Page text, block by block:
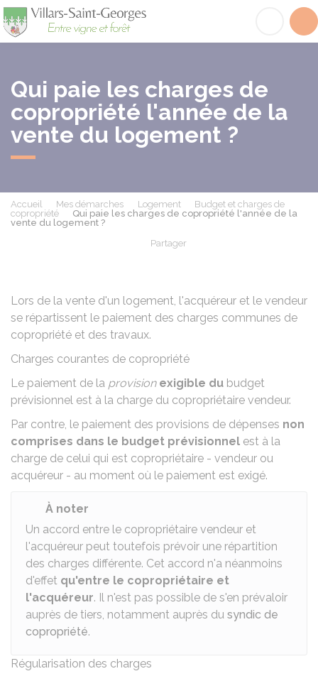
Qui paie les charges de
copropriété l'année de la
vente du logement ?
Accueil Mes démarches Logement
Budget et charges de
copropriété
Qui paie les charges de copropriété l'année de la
vente du logement ?
Partager
Lors de la vente d'un logement, l'acquéreur et le vendeur
se répartissent le paiement des charges communes de
copropriété et des travaux.
Charges courantes de copropriété
Le paiement de la provision exigible du budget
prévisionnel est à la charge du copropriétaire vendeur.
Par contre, le paiement des provisions de dépenses non
comprises dans le budget prévisionnel est à la
charge de celui qui est copropriétaire - vendeur ou
acquéreur - au moment où le paiement est exigé.
À noter
Un accord entre le copropriétaire vendeur et
l'acquéreur peut toutefois prévoir une répartition
des charges différente. Cet accord n'a néanmoins
d'effet qu'entre le copropriétaire et
l'acquéreur. Il n'est pas possible de s'en prévaloir
auprès de tiers, notamment auprès du syndic de
copropriété.
Régularisation des charges